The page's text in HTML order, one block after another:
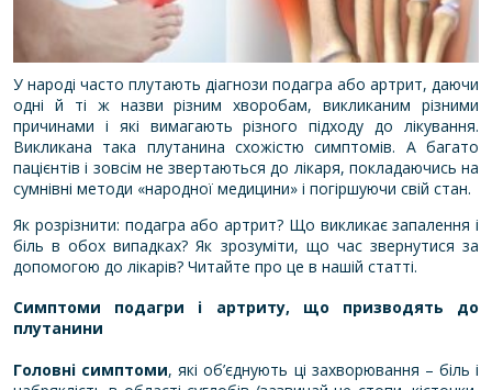
У народі часто плутають діагнози подагра або артрит, даючи
одні й ті ж назви різним хворобам, викликаним різними
причинами і які вимагають різного підходу до лікування.
Викликана така плутанина схожістю симптомів. А багато
пацієнтів і зовсім не звертаються до лікаря, покладаючись на
сумнівні методи «народної медицини» і погіршуючи свій стан.
Як розрізнити: подагра або артрит? Що викликає запалення і
біль в обох випадках? Як зрозуміти, що час звернутися за
допомогою до лікарів? Читайте про це в нашій статті.
Симптоми подагри і артриту, що призводять до
плутанини
Головні симптоми, які об’єднують ці захворювання – біль і